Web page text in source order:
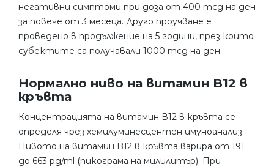
негативни симптоми при доза от 400 mcg на ден
за повече от 3 месеца. Друго проучване е
проведено в продължение на 5 години, през които
субектите са получавали 1000 mcg на ден.
Нормално ниво на витамин B12 в
кръвта
Концентрацията на витамин В12 в кръвта се
определя чрез хемилуминесцентен имуноанализ.
Нивото на витамин B12 в кръвта варира от 191
до 663 pg/ml (пикограма на милилитър). При